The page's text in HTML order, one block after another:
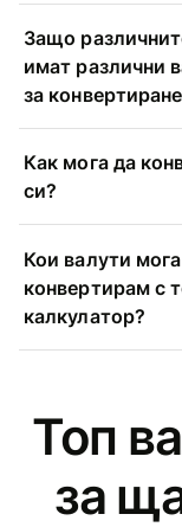
Защо
имат различни
за
Как мога да
си?
Кои валути
конвертирам с
калкулатор?
Топ
за